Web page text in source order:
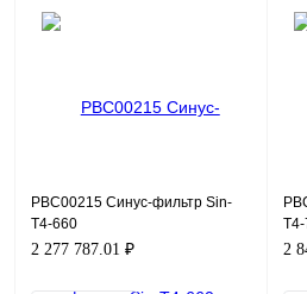
PBC00215 Синус-фильтр Sin-
T4-660
2 277 787.01 ₽ 2